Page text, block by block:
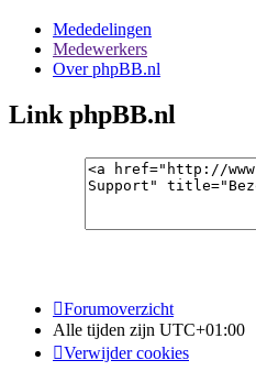
Mededelingen
Medewerkers
Over phpBB.nl
Link phpBB.nl
Forumoverzicht
Alle tijden zijn UTC+01:00
Verwijder cookies